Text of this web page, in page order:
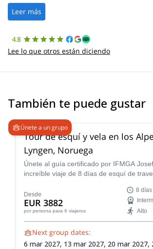
the platform.
Leer más
4.8
Lee lo que otros están diciendo
También te puede gustar
Únete a un grupo
Tour de esquí y vela en los
Lyngen, Noruega
Únete al guía certificado por IFMGA
increíble viaje de 8 días de esquí de
Noruega. Perfecciona tu navegación en
conciencia sobre avalanchas y
montañismo en esquí mientras exploras la
naturaleza de los Alpes de Lyngen.
Desde
EUR 3882
por persona para 6 viajeros
8 días
Alto
Next group dates:
6 mar 2027, 13 mar 2027, 20 mar 2027,